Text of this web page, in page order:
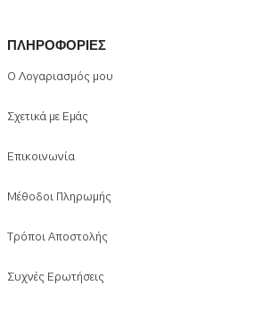
ΠΛΗΡΟΦΟΡΊΕΣ
Ο Λογαριασμός μου
Σχετικά με Εμάς
Επικοινωνία
Μέθοδοι Πληρωμής
Τρόποι Αποστολής
Συχνές Ερωτήσεις